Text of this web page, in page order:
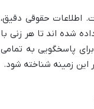
اطلاعات حقوقی دقیق،
شده اند تا هر زنی با
پاسخگویی به تمامی
این زمینه شناخته شود.